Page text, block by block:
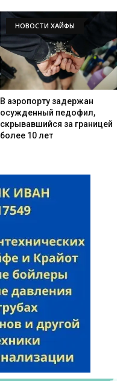
НОВОСТИ ХАЙФЫ
В аэропорту задержан
осужденный педофил,
скрывавшийся за границей
более 10 лет